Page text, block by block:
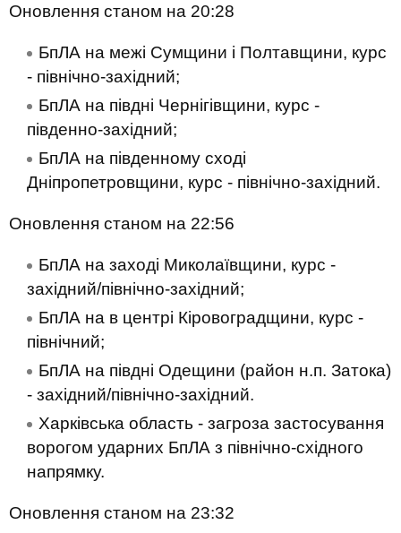
Оновлення станом на 20:28
БпЛА на межі Сумщини і Полтавщини, курс
- північно-західний;
БпЛА на півдні Чернігівщини, курс -
південно-західний;
БпЛА на південному сході
Дніпропетровщини, курс - північно-західний.
Оновлення станом на 22:56
БпЛА на заході Миколаївщини, курс -
західний/північно-західний;
БпЛА на в центрі Кіровоградщини, курс -
північний;
БпЛА на півдні Одещини (район н.п. Затока)
- західний/північно-західний.
Харківська область - загроза застосування
ворогом ударних БпЛА з північно-східного
напрямку.
Оновлення станом на 23:32